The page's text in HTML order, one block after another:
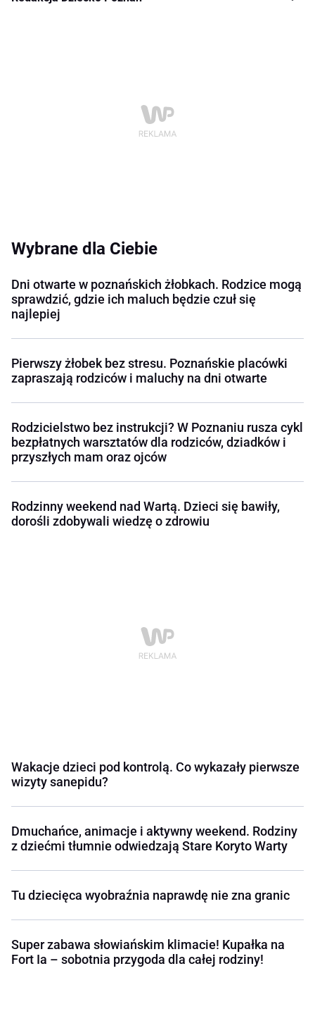
Wybrane dla Ciebie
Dni otwarte w poznańskich żłobkach. Rodzice mogą
sprawdzić, gdzie ich maluch będzie czuł się
najlepiej
Pierwszy żłobek bez stresu. Poznańskie placówki
zapraszają rodziców i maluchy na dni otwarte
Rodzicielstwo bez instrukcji? W Poznaniu rusza cykl
bezpłatnych warsztatów dla rodziców, dziadków i
przyszłych mam oraz ojców
Rodzinny weekend nad Wartą. Dzieci się bawiły,
dorośli zdobywali wiedzę o zdrowiu
Wakacje dzieci pod kontrolą. Co wykazały pierwsze
wizyty sanepidu?
Dmuchańce, animacje i aktywny weekend. Rodziny
z dziećmi tłumnie odwiedzają Stare Koryto Warty
Tu dziecięca wyobraźnia naprawdę nie zna granic
Super zabawa słowiańskim klimacie! Kupałka na
Fort Ia – sobotnia przygoda dla całej rodziny!